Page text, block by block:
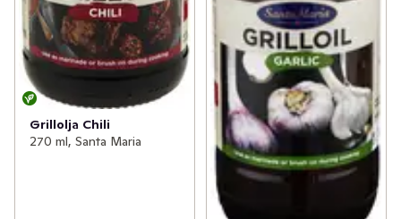
Grillolja Chili
270 ml, Santa Maria